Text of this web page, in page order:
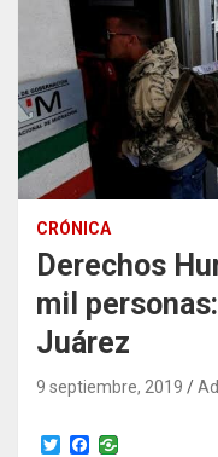
CRÓNICA
Derechos
mil
Juárez
9 septiembre, 2019
T
F